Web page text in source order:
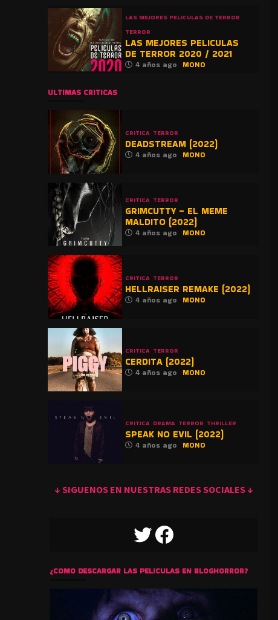
LAS MEJORES PELICULAS DE TERROR
TERROR
LAS MEJORES PELICULAS
DE TERROR 2020 / 2021
4 años ago MONO
ULTIMAS CRITICAS
CRITICA TERROR
DEADSTREAM (2022)
4 años ago MONO
CRITICA TERROR
GRIMCUTTY – EL MEME
MALDITO (2022)
4 años ago MONO
CRITICA TERROR
HELLRAISER REMAKE (2022)
4 años ago MONO
CRITICA TERROR
CERDITA (2022)
4 años ago MONO
CRITICA DRAMA TERROR THRILLER
SPEAK NO EVIL (2022)
4 años ago MONO
↓ SIGUENOS EN NUESTRAS REDES SOCIALES ↓
TWITTERFACEBOOK
¿COMO DESCARGAR LAS PELICULAS EN BLOGHORROR?